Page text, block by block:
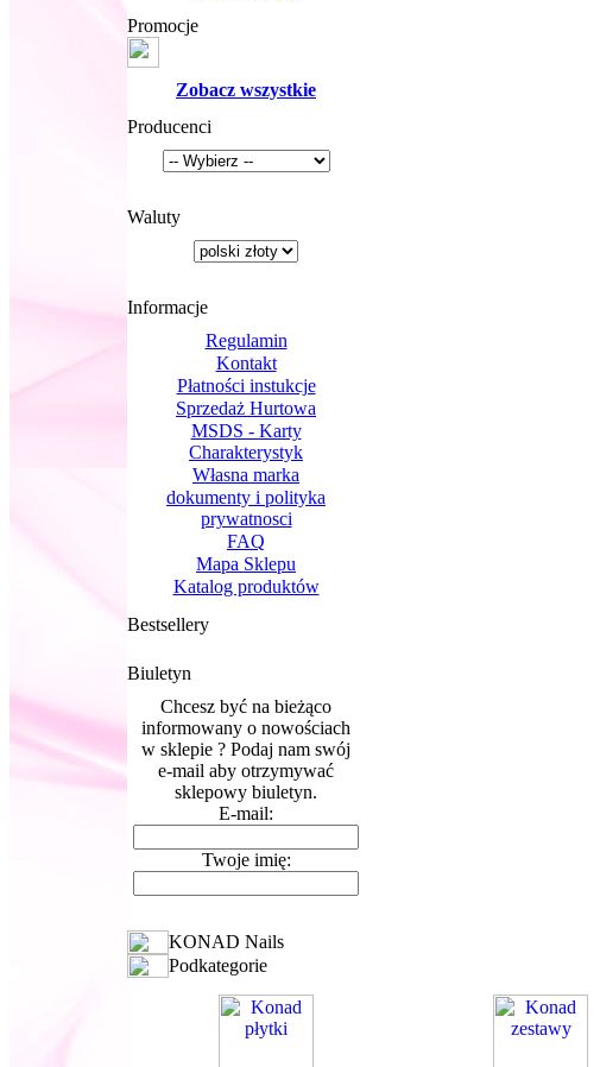
Promocje
Zobacz wszystkie
Producenci
Waluty
Informacje
Regulamin
Kontakt
Płatności instukcje
Sprzedaż Hurtowa
MSDS - Karty
Charakterystyk
Własna marka
dokumenty i polityka
prywatnosci
FAQ
Mapa Sklepu
Katalog produktów
Bestsellery
Biuletyn
Chcesz być na bieżąco
informowany o nowościach
w sklepie ? Podaj nam swój
e-mail aby otrzymywać
sklepowy biuletyn.
E-mail:
Twoje imię:
KONAD Nails
Podkategorie